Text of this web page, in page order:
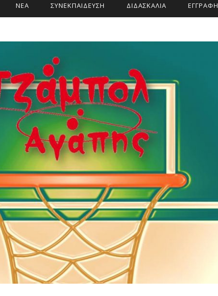
ΝΕΑ ΣΥΝΕΚΠΑΙΔΕΥΣΗ ΔΙΔΑΣΚΑΛΙΑ ΕΓΓΡΑΦΗ